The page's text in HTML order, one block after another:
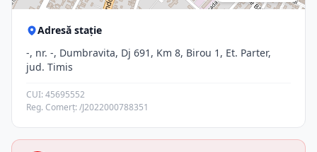
Adresă stație
-, nr. -, Dumbravita, Dj 691, Km 8, Birou 1, Et. Parter,
jud. Timis
CUI: 45695552
Reg. Comerț: /J2022000788351